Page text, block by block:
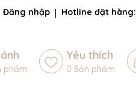
Đăng nhập Hotline đặt hàng:
phẩm
Yêu thích
0 Sản phẩm